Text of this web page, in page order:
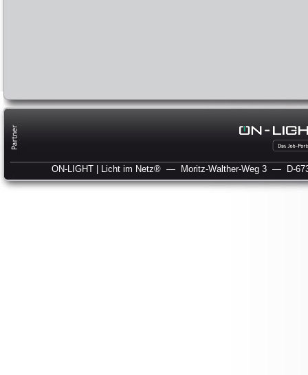
ON-LIGHT | Licht im Netz® — Moritz-Walther-Weg 3 — D-